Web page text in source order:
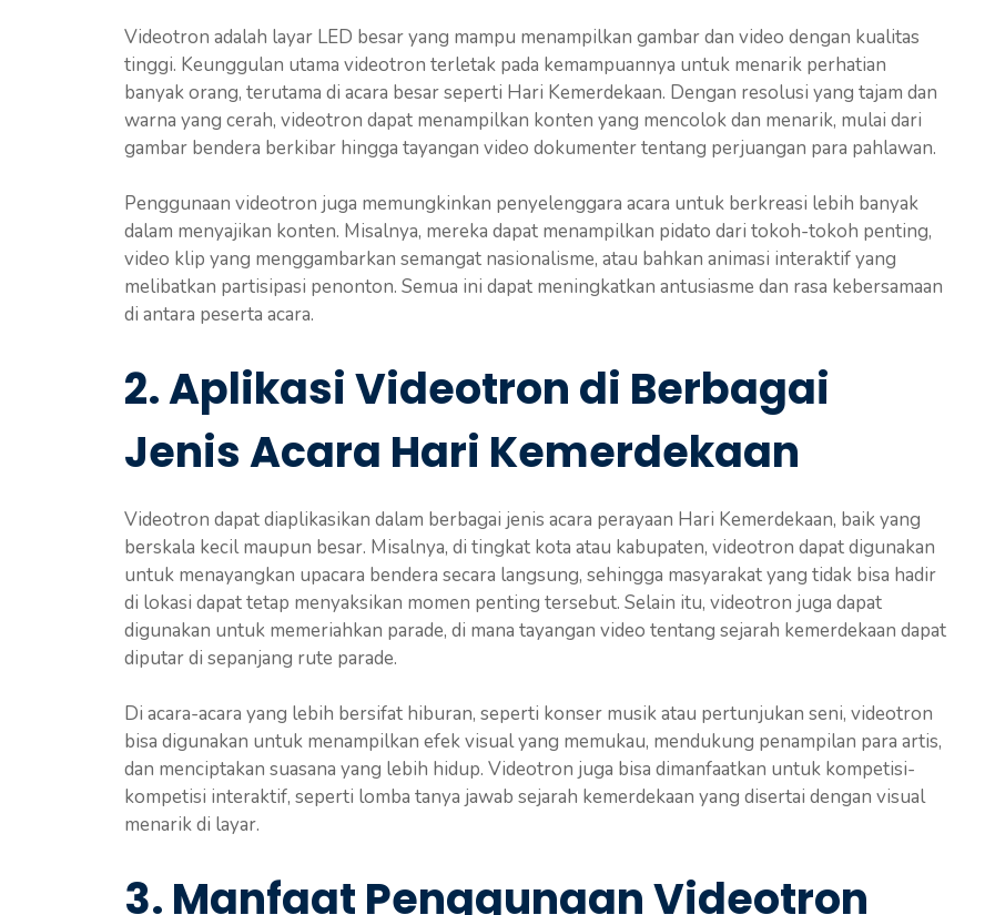
Videotron adalah layar LED besar yang mampu menampilkan gambar dan video dengan kualitas
tinggi. Keunggulan utama videotron terletak pada kemampuannya untuk menarik perhatian
banyak orang, terutama di acara besar seperti Hari Kemerdekaan. Dengan resolusi yang tajam dan
warna yang cerah, videotron dapat menampilkan konten yang mencolok dan menarik, mulai dari
gambar bendera berkibar hingga tayangan video dokumenter tentang perjuangan para pahlawan.
Penggunaan videotron juga memungkinkan penyelenggara acara untuk berkreasi lebih banyak
dalam menyajikan konten. Misalnya, mereka dapat menampilkan pidato dari tokoh-tokoh penting,
video klip yang menggambarkan semangat nasionalisme, atau bahkan animasi interaktif yang
melibatkan partisipasi penonton. Semua ini dapat meningkatkan antusiasme dan rasa kebersamaan
di antara peserta acara.
2. Aplikasi Videotron di Berbagai
Jenis Acara Hari Kemerdekaan
Videotron dapat diaplikasikan dalam berbagai jenis acara perayaan Hari Kemerdekaan, baik yang
berskala kecil maupun besar. Misalnya, di tingkat kota atau kabupaten, videotron dapat digunakan
untuk menayangkan upacara bendera secara langsung, sehingga masyarakat yang tidak bisa hadir
di lokasi dapat tetap menyaksikan momen penting tersebut. Selain itu, videotron juga dapat
digunakan untuk memeriahkan parade, di mana tayangan video tentang sejarah kemerdekaan dapat
diputar di sepanjang rute parade.
Di acara-acara yang lebih bersifat hiburan, seperti konser musik atau pertunjukan seni, videotron
bisa digunakan untuk menampilkan efek visual yang memukau, mendukung penampilan para artis,
dan menciptakan suasana yang lebih hidup. Videotron juga bisa dimanfaatkan untuk kompetisi-
kompetisi interaktif, seperti lomba tanya jawab sejarah kemerdekaan yang disertai dengan visual
menarik di layar.
3. Manfaat Penggunaan Videotron